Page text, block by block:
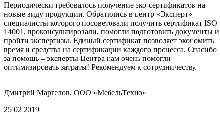
Периодически требовалось получение эко-сертификатов на
новые виду продукции. Обратились в центр «Эксперт»,
специалисты которого посоветовали получить сертификат ISO
14001, проконсультировали, помогли подготовить документы и
пройти экспертизы. Единый сертификат позволяет экономить
время и средства на сертификации каждого процесса. Спасибо
за помощь – эксперты Центра нам очень помогли
оптимизировать затраты! Рекомендуем к сотрудничеству.
Дмитрий Маргелов, ООО «МебельТехно»
25 02 2019